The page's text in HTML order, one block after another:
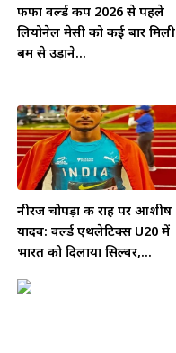
फीफा वर्ल्ड कप 2026 से पहले
लियोनेल मेसी को कई बार मिली
बम से उड़ाने...
नीरज चोपड़ा की राह पर आशीष
यादव: वर्ल्ड एथलेटिक्स U20 में
भारत को दिलाया सिल्वर,...